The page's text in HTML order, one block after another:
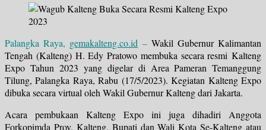
Palangka Raya, gemakalteng.co.id –Wakil Gubernur Kalimantan
Tengah (Kalteng) H. Edy Pratowo membuka secara resmi Kalteng
Expo Tahun 2023 yang digelar di Area Pameran Temanggung
Tilung, Palangka Raya, Rabu (17/5/2023). Kegiatan Kalteng Expo
dibuka secara virtual oleh Wakil Gubernur Kalteng dari Jakarta.
Acara pembukaan Kalteng Expo ini juga dihadiri Anggota
Forkopimda Prov. Kalteng, Bupati dan Wali Kota Se-Kalteng atau